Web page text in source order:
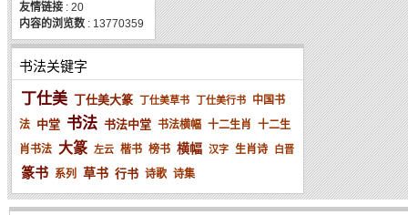
友情链接 : 20
内容的浏览数 : 13770359
书法关键字
丁仕美 丁仕美大篆 丁仕美草书 丁仕美行书
中国书
法 中堂 书法 书法中堂 书法横幅 十二生肖 十二生
肖书法 大篆 左云 楷书 榜书 横幅 汉字 生肖诗 白晋
篆书 系列 草书 行书 诗歌 诗集